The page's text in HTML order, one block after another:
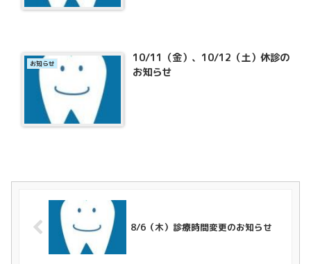
お知らせ
10/11（金）、10/12（土）休診の
お知らせ
8/6（木）診療時間変更のお知らせ